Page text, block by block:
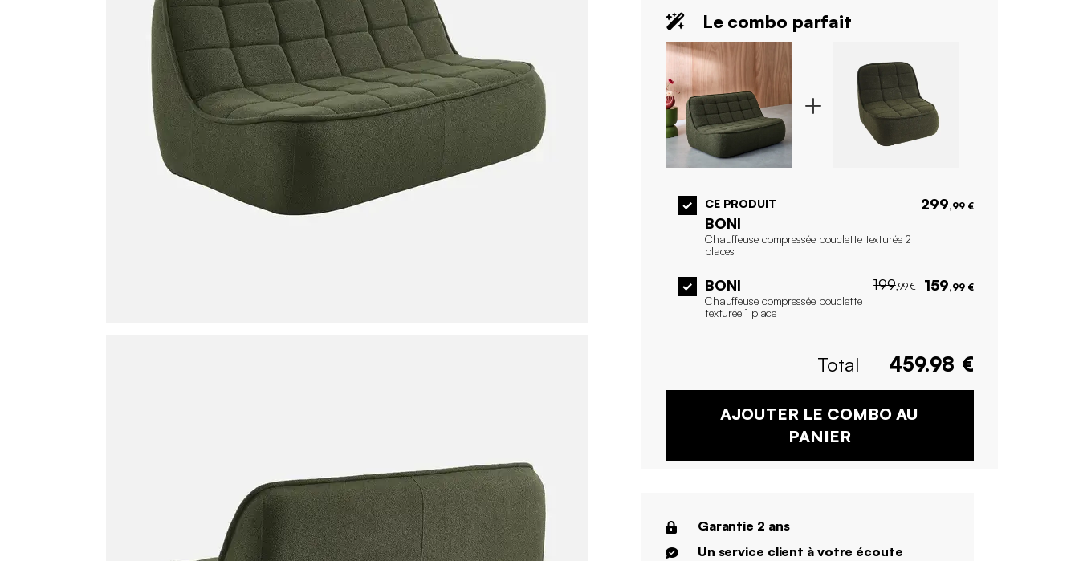
Le combo parfait
CE PRODUIT
BONI
Chauffeuse compressée bouclette texturée 2
places
299,99 €
BONI
Chauffeuse compressée bouclette
texturée 1 place
199,99 € 159,99 €
Total 459.98 €
AJOUTER LE COMBO AU
PANIER
Garantie 2 ans
Un service client à votre écoute